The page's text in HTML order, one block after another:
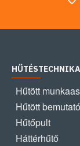
HŰTÉSTECHNIKA
Hűtött
Hűtött
Hűtőpult
Háttérhűtő